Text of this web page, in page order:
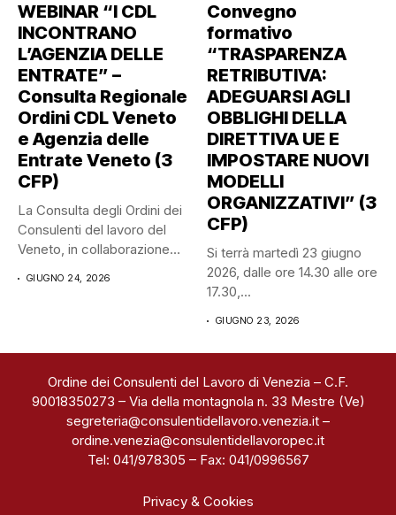
WEBINAR “I CDL
INCONTRANO
L’AGENZIA DELLE
ENTRATE” –
Consulta Regionale
Ordini CDL Veneto
e Agenzia delle
Entrate Veneto (3
CFP)
La Consulta degli Ordini dei
Consulenti del lavoro del
Veneto, in collaborazione
GIUGNO 24, 2026
Convegno
formativo
“TRASPARENZA
RETRIBUTIVA:
ADEGUARSI AGLI
OBBLIGHI DELLA
DIRETTIVA UE E
IMPOSTARE NUOVI
MODELLI
ORGANIZZATIVI” (3
CFP)
Si terrà martedì 23 giugno
2026, dalle ore 14.30 alle ore
17.30,...
GIUGNO 23, 2026
Ordine dei Consulenti del Lavoro di Venezia – C.F.
90018350273 – Via della montagnola n. 33 Mestre (Ve)
segreteria@consulentidellavoro.venezia.it –
ordine.venezia@consulentidellavoropec.it
Tel: 041/978305 – Fax: 041/0996567
Privacy & Cookies